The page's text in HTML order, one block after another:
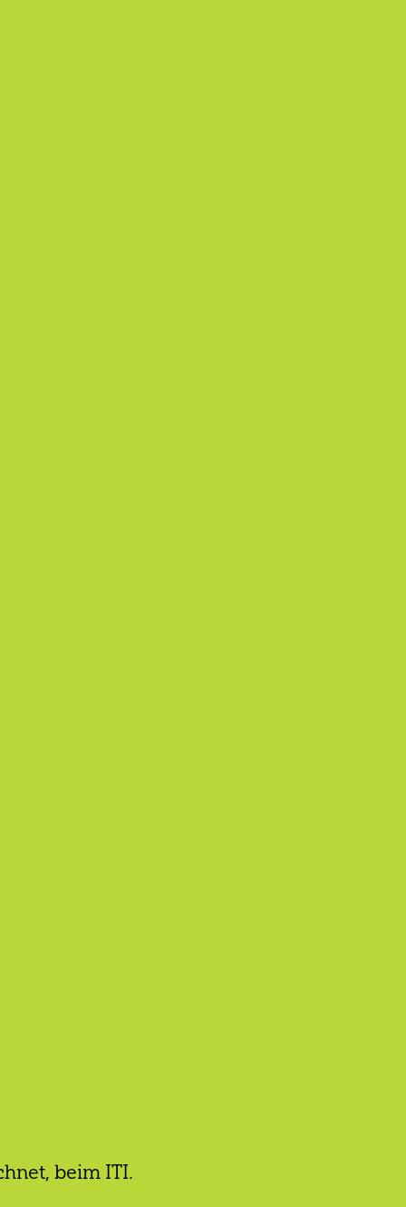
beim ITI.